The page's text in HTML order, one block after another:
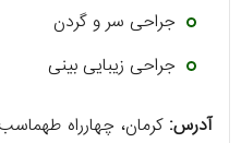
جراحی سر و گردن
جراحی زیبایی بینی
آدرس: